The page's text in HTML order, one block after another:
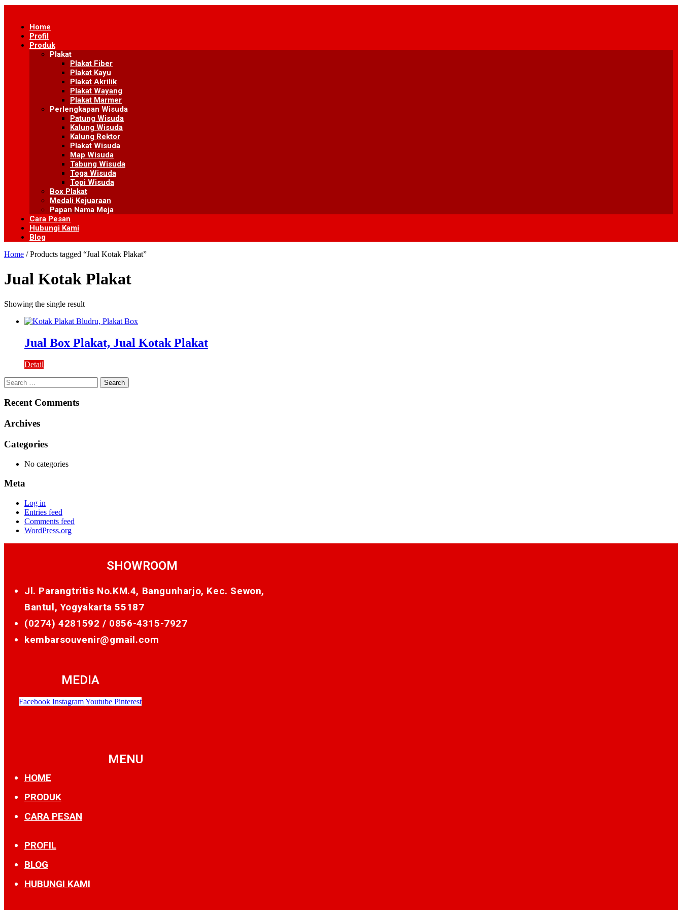
content
Home
Profil
Produk
Plakat
Plakat Fiber
Plakat Kayu
Plakat Akrilik
Plakat Wayang
Plakat Marmer
Perlengkapan Wisuda
Patung Wisuda
Kalung Wisuda
Kalung Rektor
Plakat Wisuda
Map Wisuda
Tabung Wisuda
Toga Wisuda
Topi Wisuda
Box Plakat
Medali Kejuaraan
Papan Nama Meja
Cara Pesan
Hubungi Kami
Blog
Home / Products tagged “Jual Kotak Plakat”
Jual Kotak Plakat
Showing the single result
Jual Box Plakat, Jual Kotak Plakat
Detail
Search
for:
Recent Comments
Archives
Categories
No categories
Meta
Log in
Entries feed
Comments feed
WordPress.org
SHOWROOM
Jl. Parangtritis No.KM.4, Bangunharjo, Kec. Sewon,
Bantul, Yogyakarta 55187
(0274) 4281592 / 0856-4315-7927
kembarsouvenir@gmail.com
MEDIA
Facebook Instagram Youtube Pinterest
MENU
HOME
PRODUK
CARA PESAN
PROFIL
BLOG
HUBUNGI KAMI